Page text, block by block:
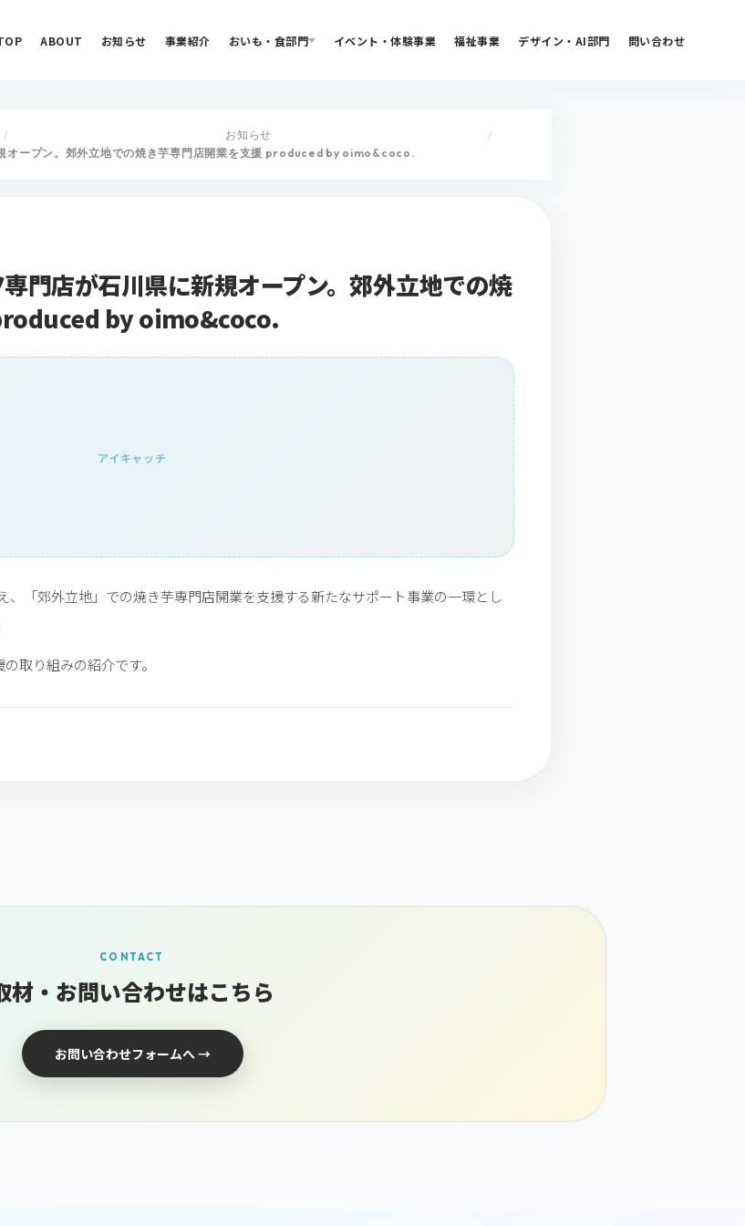
ABOUT お知らせ 事業紹介 おいも・食部門 イベント・体験事業 福祉事業 デザイン・AI部門 問い合わせ
/ お知らせ
/
オープン。郊外立地での焼き芋専門店開業を支援 produced by oimo&coco.
門店が石川県に新規オープン。郊外立地での焼
by oimo&coco.
アイキャッチ
、「郊外立地」での焼き芋専門店開業を支援する新たなサポート事業の一環とし
取り組みの紹介です。
CONTACT
材・お問い合わせはこちら
お問い合わせフォームへ →